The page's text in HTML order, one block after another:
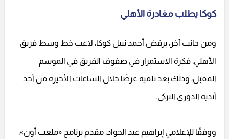
كوكا يطلب مغادرة الأهلي
ومن جانب آخر، يرفض أحمد نبيل كوكا، لاعب خط وسط فريق
الأهلي، فكرة الاستمرار في صفوف الفريق في الموسم
المقبل، وذلك بعد تلقيه عرضًا خلال الساعات الأخيرة من أحد
أندية الدوري التركي.
ووفقًا للإعلامي إبراهيم عبد الجواد، مقدم برنامج «ملعب أون»،